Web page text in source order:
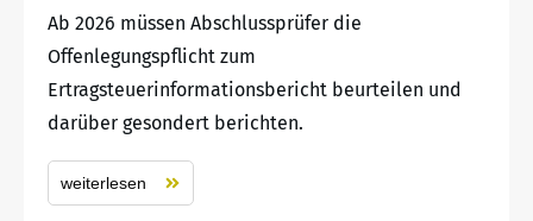
Ab 2026 müssen Abschlussprüfer die
Offenlegungspflicht zum
Ertragsteuerinformationsbericht beurteilen und
darüber gesondert berichten.
weiterlesen